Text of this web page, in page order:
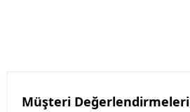
Müşteri Değerlendirmeleri